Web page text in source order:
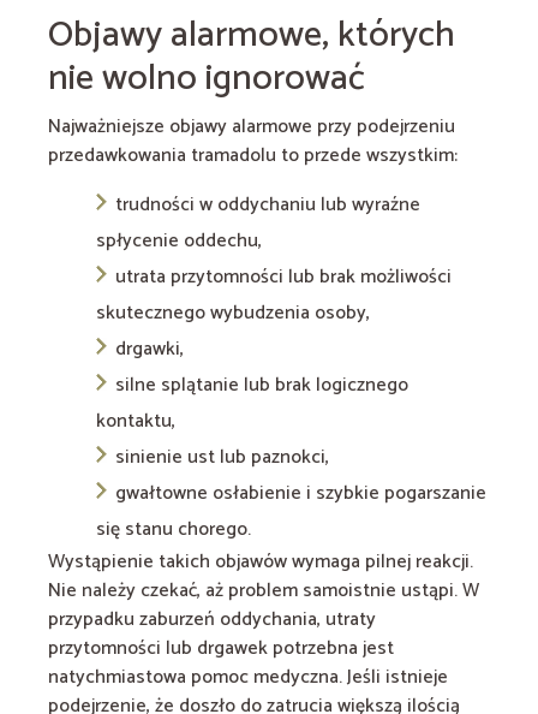
Objawy alarmowe, których
nie wolno ignorować
Najważniejsze objawy alarmowe przy podejrzeniu
przedawkowania tramadolu to przede wszystkim:
trudności w oddychaniu lub wyraźne
spłycenie oddechu,
utrata przytomności lub brak możliwości
skutecznego wybudzenia osoby,
drgawki,
silne splątanie lub brak logicznego
kontaktu,
sinienie ust lub paznokci,
gwałtowne osłabienie i szybkie pogarszanie
się stanu chorego.
Wystąpienie takich objawów wymaga pilnej reakcji.
Nie należy czekać, aż problem samoistnie ustąpi. W
przypadku zaburzeń oddychania, utraty
przytomności lub drgawek potrzebna jest
natychmiastowa pomoc medyczna. Jeśli istnieje
podejrzenie, że doszło do zatrucia większą ilością